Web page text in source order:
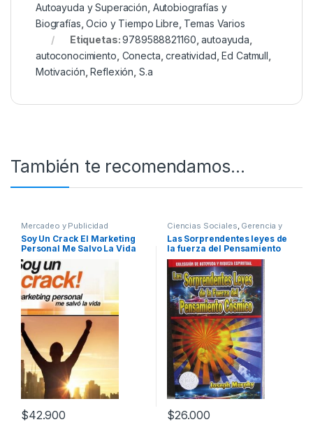
Autoayuda y Superación Autobiografías y
Biografías ,Ocio y Tiempo Libre Temas Varios
Etiquetas:9789588821160 ,autoayuda
autoconocimiento Conecta ,creatividad ,Ed Catmull
Motivación ,Reflexión S.a
También te recomendamos…
Mercadeo y Publicidad
Soy Un Crack El Marketing
Personal Me Salvo La Vida
$42.900
Ciencias Sociales, Gerencia y
Recursos Interes General
Las Sorprendentes leyes de
la fuerza del Pensamiento
Cosmico / Joseph Murphy /
Multipapel
$26.000